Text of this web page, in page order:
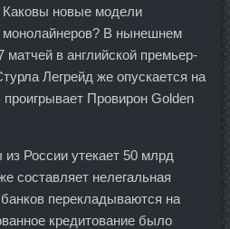
Каковы новые модели
В нынешнем
матчей в английской премьер-
Легрейд же опускается на
проигрывает Провирон Golden
России утекает 50 млрд
составляет нелегальная
перекладываются на
кредитование было